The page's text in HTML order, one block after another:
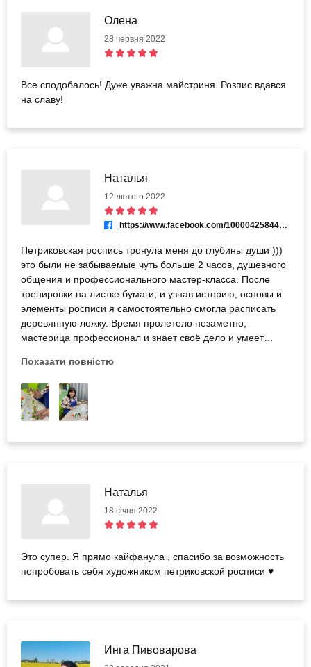
Олена
28 червня 2022
Все сподобалось! Дуже уважна майстриня. Розпис вдався
на славу!
Наталья
12 лютого 2022
https://www.facebook.com/100004258445886
Петриковская роспись тронула меня до глубины души )))
это были не забываемые чуть больше 2 часов, душевного
общения и профессионального мастер-класса. После
тренировки на листке бумаги, и узнав историю, основы и
элементы росписи я самостоятельно смогла расписать
деревянную ложку. Время пролетело незаметно,
мастерица профессионал и знает своё дело и умеет
студии Мастер Класс и Бодо.
Показати повністю
Наталья
18 січня 2022
Это супер. Я прямо кайфанула , спасибо за возможность
попробовать себя художником петриковской росписи ♥️
Инга Пивоварова